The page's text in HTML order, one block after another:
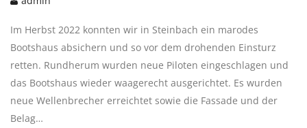
Im Herbst 2022 konnten wir in Steinbach ein marodes
Bootshaus absichern und so vor dem drohenden Einsturz
retten. Rundherum wurden neue Piloten eingeschlagen und
das Bootshaus wieder waagerecht ausgerichtet. Es wurden
neue Wellenbrecher erreichtet sowie die Fassade und der
Belag…